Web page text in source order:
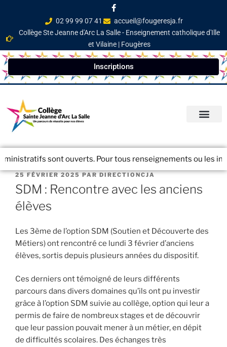
02 99 99 07 41
accueil@fougeresja.fr
Collège Ste Jeanne d'Arc La Salle - Enseignement catholique d'Ille
et Vilaine | Fougères
Inscriptions
sont ouverts. Pour tous renseignements ou les
25 FÉVRIER 2025PARDIRECTIONCJA
SDM : Rencontre avec les anciens
élèves
Les 3ème de l’option SDM (Soutien et Découverte des
Métiers) ont rencontré ce lundi 3 février d’anciens
élèves, sortis depuis plusieurs années du dispositif.
Ces derniers ont témoigné de leurs différents
parcours dans divers domaines qu’ils ont pu investir
grâce à l’option SDM suivie au collège, option qui leur a
permis de faire de nombreux stages et de découvrir
que leur passion pouvait mener à un métier, en dépit
de difficultés scolaires. Des échanges très